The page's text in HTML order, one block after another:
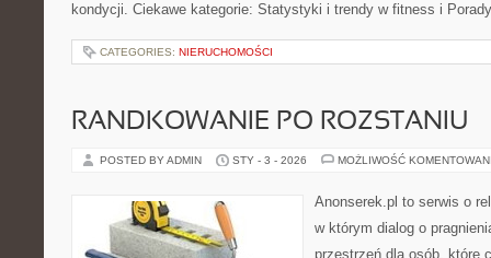
kondycji. Ciekawe kategorie: Statystyki i trendy w fitness i
CATEGORIES: NIERUCHOMOŚCI
RANDKOWANIE PO ROZSTANIU
POSTED BY ADMIN STY - 3 - 2026 MOŻLIWOŚĆ
Anonserek.pl to serwis o
w którym dialog o
przestrzeń dla osób, które